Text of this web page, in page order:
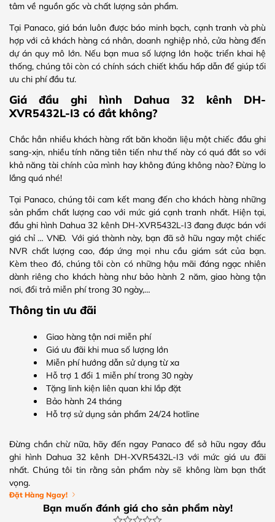
tâm về nguồn gốc và chất lượng sản phẩm.
Tại Panaco, giá bán luôn được báo minh bạch, cạnh tranh và phù
hợp với cả khách hàng cá nhân, doanh nghiệp nhỏ, cửa hàng đến
dự án quy mô lớn. Nếu bạn mua số lượng lớn hoặc triển khai hệ
thống, chúng tôi còn có chính sách chiết khấu hấp dẫn để giúp tối
ưu chi phí đầu tư.
Giá đầu ghi hình Dahua 32 kênh DH-
XVR5432L-I3 có đắt không?
Chắc hẳn nhiều khách hàng rất băn khoăn liệu một chiếc đầu ghi
sang-xịn, nhiều tính năng tiên tiến như thế này có quá đắt so với
khả năng tài chính của mình hay không đúng không nào? Đừng lo
lắng quá nhé!
Tại Panaco, chúng tôi cam kết mang đến cho khách hàng những
sản phẩm chất lượng cao với mức giá cạnh tranh nhất. Hiện tại,
đầu ghi hình Dahua 32 kênh DH-XVR5432L-I3 đang được bán với
giá chỉ … VNĐ. Với giá thành này, bạn đã sở hữu ngay một chiếc
NVR chất lượng cao, đáp ứng mọi nhu cầu giám sát của bạn.
Kèm theo đó, chúng tôi còn có những hậu mãi đáng ngạc nhiên
dành riêng cho khách hàng như bảo hành 2 năm, giao hàng tận
nơi, đổi trả miễn phí trong 30 ngày,…
Thông tin ưu đãi
Giao hàng tận nơi miễn phí
Giá ưu đãi khi mua số lượng lớn
Miễn phí hướng dẫn sử dụng từ xa
Hỗ trợ 1 đổi 1 miễn phí trong 30 ngày
Tặng linh kiện liên quan khi lắp đặt
Bảo hành 24 tháng
Hỗ trợ sử dụng sản phẩm 24/24 hotline
Đừng chần chừ nữa, hãy đến ngay Panaco để sở hữu ngay đầu
ghi hình Dahua 32 kênh DH-XVR5432L-I3 với mức giá ưu đãi
nhất. Chúng tôi tin rằng sản phẩm này sẽ không làm bạn thất
vọng.
Đặt Hàng Ngay!
Bạn muốn đánh giá cho sản phẩm này!